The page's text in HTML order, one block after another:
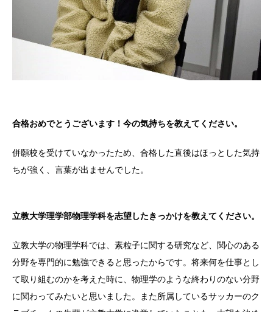
合格おめでとうございます！今の気持ちを教えてください。
併願校を受けていなかったため、合格した直後はほっとした気持
ちが強く、言葉が出ませんでした。
立教大学理学部物理学科を志望したきっかけを教えてください。
立教大学の物理学科では、素粒子に関する研究など、関心のある
分野を専門的に勉強できると思ったからです。将来何を仕事とし
て取り組むのかを考えた時に、物理学のような終わりのない分野
に関わってみたいと思いました。また所属しているサッカーのク